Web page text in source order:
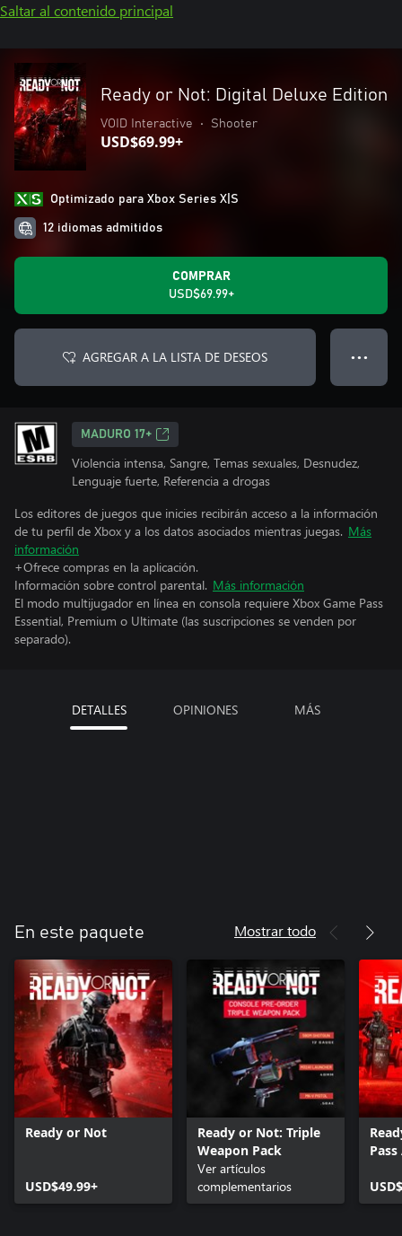
Saltar al contenido principal
Ready or Not: Digital Deluxe Edition
VOID Interactive • Shooter
USD$69.99+
Optimizado para Xbox Series X|S
12 idiomas admitidos
COMPRAR
USD$69.99+
AGREGAR A LA LISTA DE DESEOS ● ● ●
MADURO 17+
Violencia intensa, Sangre, Temas sexuales, Desnudez,
Lenguaje fuerte, Referencia a drogas
Los editores de juegos que inicies recibirán acceso a la información
de tu perfil de Xbox y a los datos asociados mientras juegas. Más
información
+Ofrece compras en la aplicación.
Información sobre control parental. Más información
El modo multijugador en línea en consola requiere Xbox Game Pass
Essential, Premium o Ultimate (las suscripciones se venden por
separado).
DETALLES OPINIONES MÁS
En este paquete Mostrar todo
Ready or Not
USD$49.99+
Ready or Not: Triple
Weapon Pack
Ver artículos
complementarios